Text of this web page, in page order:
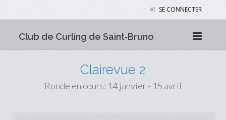
SE CONNECTER
Club de Curling de Saint‑Bruno
Clairevue 2
Ronde en cours: 14 janvier - 15 avril